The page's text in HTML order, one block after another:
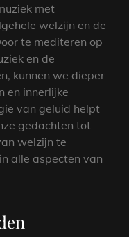
met
welzijn en de
te mediteren op
en de
kunnen we dieper
en innerlijke
van geluid helpt
gedachten tot
welzijn te
alle aspecten van